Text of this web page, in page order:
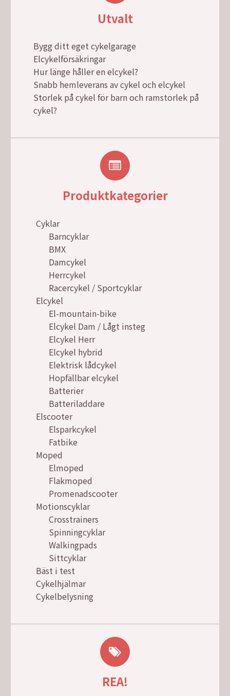
Utvalt
Bygg ditt eget cykelgarage
Elcykelförsäkringar
Hur länge håller en elcykel?
Snabb hemleverans av cykel och elcykel
Storlek på cykel för barn och ramstorlek på
cykel?
Produktkategorier
Cyklar
Barncyklar
BMX
Damcykel
Herrcykel
Racercykel / Sportcyklar
Elcykel
El-mountain-bike
Elcykel Dam / Lågt insteg
Elcykel Herr
Elcykel hybrid
Elektrisk lådcykel
Hopfällbar elcykel
Batterier
Batteriladdare
Elscooter
Elsparkcykel
Fatbike
Moped
Elmoped
Flakmoped
Promenadscooter
Motionscyklar
Crosstrainers
Spinningcyklar
Walkingpads
Sittcyklar
Bäst i test
Cykelhjälmar
Cykelbelysning
REA!